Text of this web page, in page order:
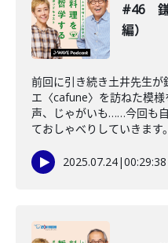
#46 鎌
編）
前回に引き続き土井先生が
エ〈cafune〉を訪ねた模
声、じゃがいも……今回も
ておしゃべりしていきます
2025.07.24|00:29:38